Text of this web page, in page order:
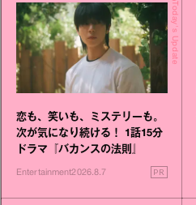
Today's Update
恋も、笑いも、ミステリーも。
次が気になり続ける！ 1話15分
ドラマ『バカンスの法則』
Entertainment2026.8.7 PR